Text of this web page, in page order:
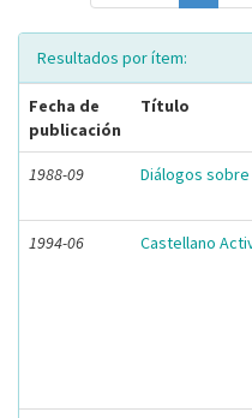
Resultados por ítem:
Fecha de
publicación
Título
1988-09 Diálogos
1994-06 Castellano